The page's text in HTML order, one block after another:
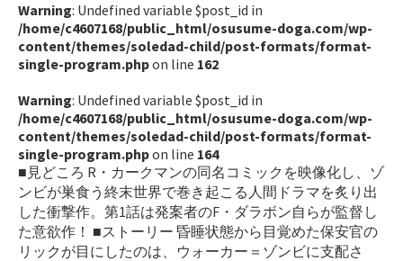
Warning: Undefined variable $post_id in
/home/c4607168/public_html/osusume-doga.com/wp-
content/themes/soledad-child/post-formats/format-
single-program.phpon line 162
Warning: Undefined variable $post_id in
/home/c4607168/public_html/osusume-doga.com/wp-
content/themes/soledad-child/post-formats/format-
single-program.phpon line 164
■見どころ R・カークマンの同名コミックを映像化し、ゾ
ンビが巣食う終末世界で巻き起こる人間ドラマを炙り出
した衝撃作。第1話は発案者のF・ダラボン自らが監督し
た意欲作！ ■ストーリー 昏睡状態から目覚めた保安官の
リックが目にしたのは、ウォーカー＝ゾンビに支配さ